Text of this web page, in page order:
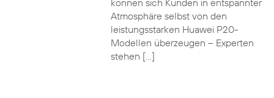
können sich Kunden in entspannter
Atmosphäre selbst von den
leistungsstarken Huawei P20-
Modellen überzeugen – Experten
stehen […]